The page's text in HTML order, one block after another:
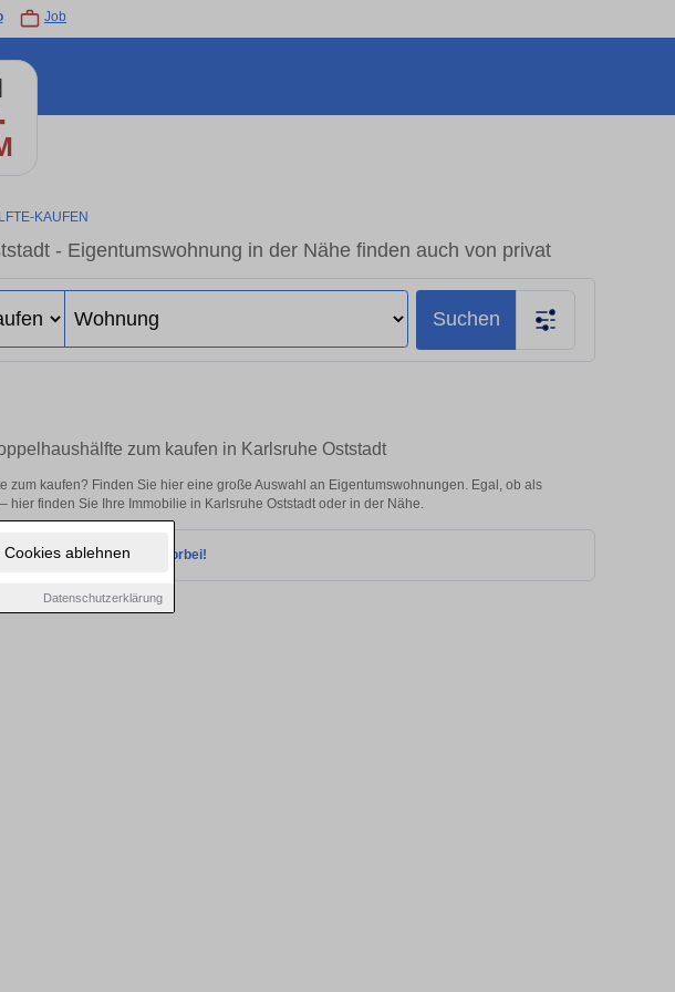
Cookies ablehnen
Datenschutzerklärung
Job
KAUFEN
- Eigentumswohnung in der Nähe finden auch von privat
Suchen
zum kaufen in Karlsruhe Oststadt
zum kaufen? Finden Sie hier eine große Auswahl an Eigentumswohnungen. Egal, ob als
hier finden Sie Ihre Immobilie in Karlsruhe Oststadt oder in der Nähe.
Sie bald wieder vorbei!